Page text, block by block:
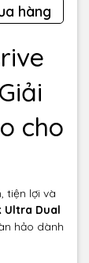
hàng
cho
tiện lợi và
Ultra Dual
hảo dành